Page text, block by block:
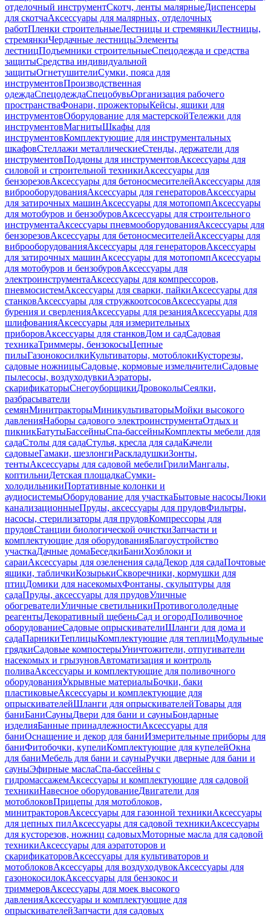
отделочный инструментСкотч, ленты малярныеДиспенсеры
для скотчаАксессуары для малярных, отделочных
работПленки строительныеЛестницы и стремянкиЛестницы,
стремянкиЧердачные лестницыЭлементы
лестницПодъемники строительныеСпецодежда и средства
защитыСредства индивидуальной
защитыОгнетушителиСумки, пояса для
инструментовПроизводственная
одеждаСпецодеждаСпецобувьОрганизация рабочего
пространстваФонари, прожекторыКейсы, ящики для
инструментовОборудование для мастерскойТележки для
инструментовМагнитыШкафы для
инструментовКомплектующие для инструментальных
шкафовСтеллажи металлическиеСтенды, держатели для
инструментовПоддоны для инструментовАксессуары для
силовой и строительной техникиАксессуары для
бензорезовАксессуары для бетоносмесителейАксессуары для
виброоборудованияАксессуары для генераторовАксессуары
для затирочных машинАксессуары для мотопомпАксессуары
для мотобуров и бензобуровАксессуары для строительного
инструментаАксессуары пневмооборудованияАксессуары для
бензорезовАксессуары для бетоносмесителейАксессуары для
виброоборудованияАксессуары для генераторовАксессуары
для затирочных машинАксессуары для мотопомпАксессуары
для мотобуров и бензобуровАксессуары для
электроинструментаАксессуары для компрессоров,
пневмосистемАксессуары для сварки, пайкиАксессуары для
станковАксессуары для стружкоотсосовАксессуары для
бурения и сверленияАксессуары для резанияАксессуары для
шлифованияАксессуары для измерительных
приборовАксессуары для станковДом и садСадовая
техникаТриммеры, бензокосыЦепные
пилыГазонокосилкиКультиваторы, мотоблокиКусторезы,
садовые ножницыСадовые, кормовые измельчителиСадовые
пылесосы, воздуходувкиАэраторы,
скарификаторыСнегоуборщикиДровоколыСеялки,
разбрасыватели
семянМинитракторыМиникультиваторыМойки высокого
давленияНаборы садового электроинструментаОтдых и
пикникБатутыБассейныСпа-бассейныКомплекты мебели для
садаСтолы для садаСтулья, кресла для садаКачели
садовыеГамаки, шезлонгиРаскладушкиЗонты,
тентыАксессуары для садовой мебелиГрилиМангалы,
коптильниДетская площадкаСумки-
холодильникиПортативные колонки и
аудиосистемыОборудование для участкаБытовые насосыЛюки
канализационныеПруды, аксессуары для прудовФильтры,
насосы, стерилизаторы для прудовКомпрессоры для
прудовСтанции биологической очисткиЗапчасти и
комплектующие для оборудованияБлагоустройство
участкаДачные домаБеседкиБаниХозблоки и
сараиАксессуары для озеленения садаДекор для садаПочтовые
ящики, табличкиКозырькиСкворечники, кормушки для
птицДомики для насекомыхФонтаны, скульптуры для
садаПруды, аксессуары для прудовУличные
обогревателиУличные светильникиПротивогололедные
реагентыДекоративный щебеньСад и огородПоливочное
оборудованиеСадовые опрыскивателиШланги для дома и
садаПарникиТеплицыКомплектующие для теплицМодульные
грядкиСадовые компостерыУничтожители, отпугиватели
насекомых и грызуновАвтоматизация и контроль
поливаАксессуары и комплектующие для поливочного
оборудованияУкрывные материалыБочки, баки
пластиковыеАксессуары и комплектующие для
опрыскивателейШланги для опрыскивателейТовары для
баниБаниСауныДвери для бани и сауныБондарные
изделияБанные принадлежностиАксессуары для
баниОснащение и декор для баниИзмерительные приборы для
баниФитобочки, купелиКомплектующие для купелейОкна
для баниМебель для бани и сауныРучки дверные для бани и
сауныЭфирные маслаСпа-бассейны с
гидромассажемАксессуары и комплектующие для садовой
техникиНавесное оборудованиеДвигатели для
мотоблоковПрицепы для мотоблоков,
минитракторовАксессуары для газонной техникиАксессуары
для цепных пилАксессуары для садовой техникиАксессуары
для кусторезов, ножниц садовыхМоторные масла для садовой
техникиАксессуары для аэратоторов и
скарификаторовАксессуары для культиваторов и
мотоблоковАксессуары для воздуходувокАксессуары для
газонокосилокАксессуары для бензокос и
триммеровАксессуары для моек высокого
давленияАксессуары и комплектующие для
опрыскивателейЗапчасти для садовых